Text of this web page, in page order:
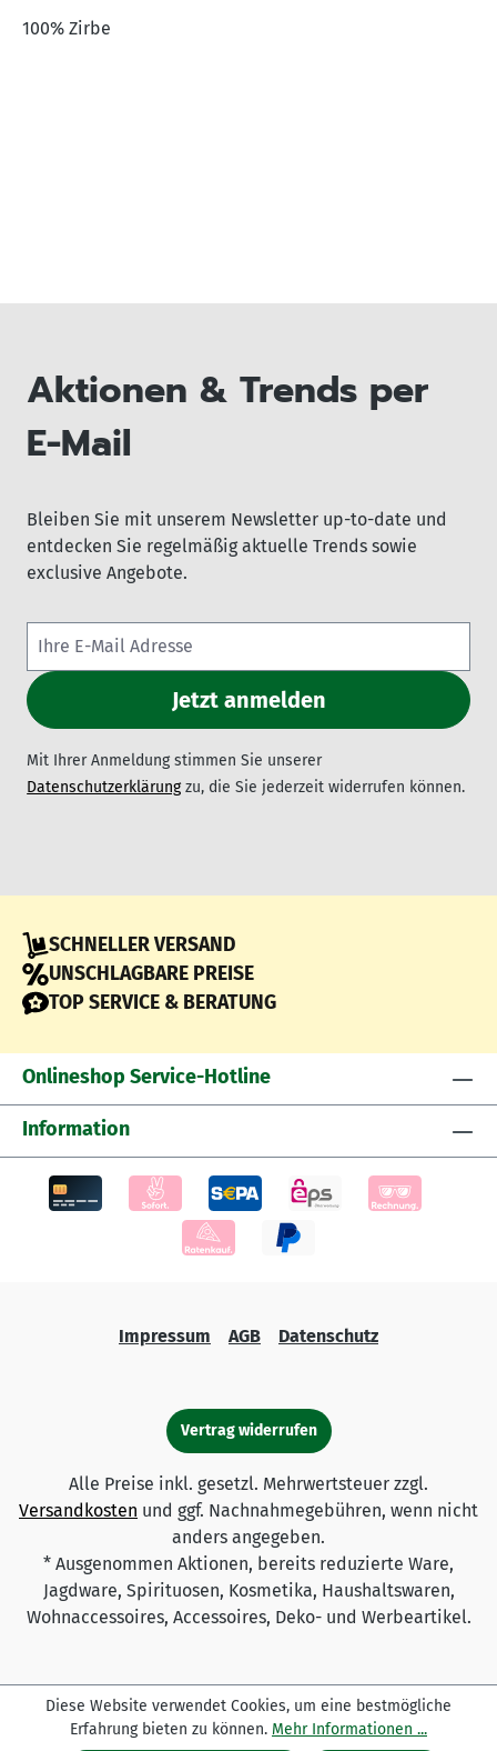
100% Zirbe
Aktionen & Trends per
E-Mail
Bleiben Sie mit unserem Newsletter up-to-date und
entdecken Sie regelmäßig aktuelle Trends sowie
exclusive Angebote.
Mit Ihrer Anmeldung stimmen Sie unserer
Datenschutzerklärungzu, die Sie jederzeit widerrufen können.
SCHNELLER VERSAND
UNSCHLAGBARE PREISE
TOP SERVICE & BERATUNG
Onlineshop Service-Hotline
Information
Impressum AGB Datenschutz
Vertrag widerrufen
Alle Preise inkl. gesetzl. Mehrwertsteuer zzgl.
Versandkosten und ggf. Nachnahmegebühren, wenn nicht
anders angegeben.
* Ausgenommen Aktionen, bereits reduzierte Ware,
Jagdware, Spirituosen, Kosmetika, Haushaltswaren,
Wohnaccessoires, Accessoires, Deko- und Werbeartikel.
Diese Website verwendet Cookies, um eine bestmögliche
Erfahrung bieten zu können. Mehr Informationen ...